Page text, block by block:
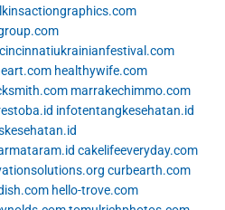
cincinnatiukrainianfestival.com
healthywife.com
marrakechimmo.com
infotentangkesehatan.id
cakelifeeveryday.com
curbearth.com
hello-trove.com